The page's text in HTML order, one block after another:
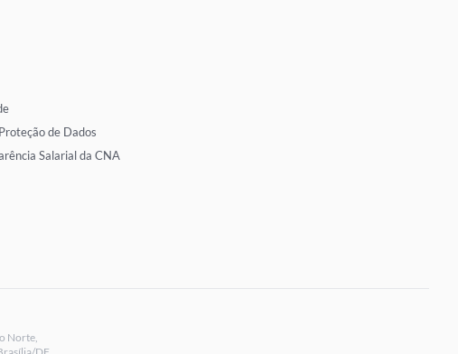
de Dados
Salarial da CNA
Norte,